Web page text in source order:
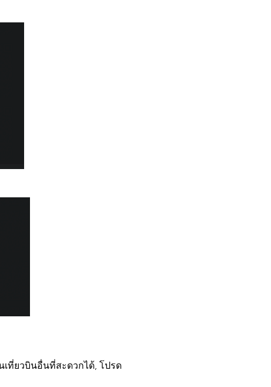
ที่ยวบินอื่นที่สะดวกได้, โปรด